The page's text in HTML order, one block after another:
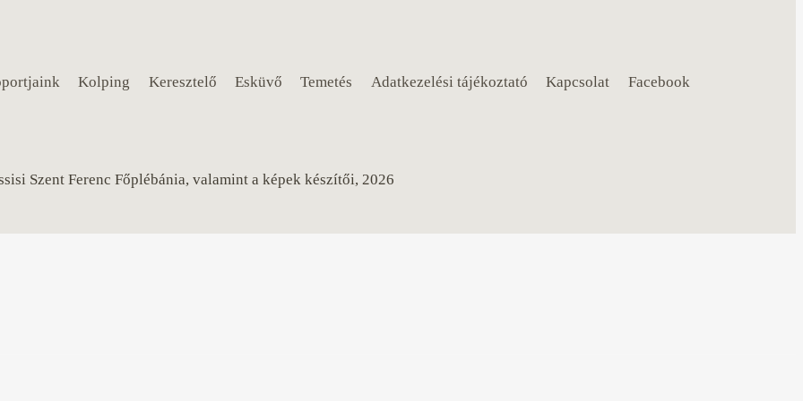
Kolping Keresztelő Esküvő Temetés Adatkezelési tájékoztató Kapcsolat Facebook
Szent Ferenc Főplébánia, valamint a képek készítői, 2026